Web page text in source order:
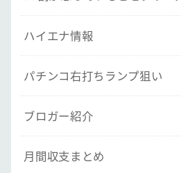
ハイエナ情報
パチンコ右打ちランプ狙い
ブロガー紹介
月間収支まとめ